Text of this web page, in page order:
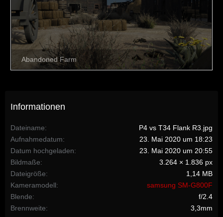
Informationen
Dateiname
P4 vs T34 Flank R3.jpg
Aufnahmedatum
23. Mai 2020 um 18:23
Datum hochgeladen
23. Mai 2020 um 20:55
Bildmaße
3.264 × 1.836 px
Dateigröße
1,14 MB
Kameramodell
samsung SM-G800F
Blende
f/2.4
Brennweite
3,3mm